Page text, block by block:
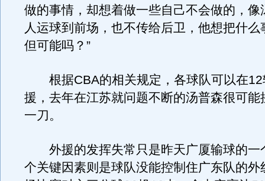
做的事情，却想着做一些自己不会做的，像
人运球到前场，也不传给后卫，他想把什么
但可能吗？”
根据CBA的相关规定，各球队可以在12
援，去年在江苏就问题不断的汤普森很可能
一刀。
外援的发挥失常只是昨天广厦输球的一
个关键因素则是球队没能控制住广东队的外